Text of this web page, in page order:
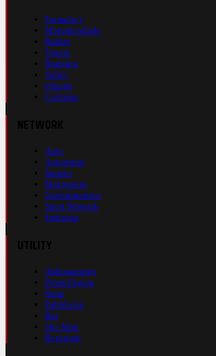
Formula 1
Motomondiale
Basket
Tennis
Running
Volley
eSports
Ciclismo
Auto
Autosprint
Inmoto
Motosprint
Guerinsportivo
Sport Network
Fantacup
Abbonamenti
Prima Pagina
Store
Pubblicità
Rss
Site Map
Registrati